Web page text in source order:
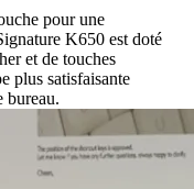
pour une
K650 est doté
et de touches
plus satisfaisante
bureau.